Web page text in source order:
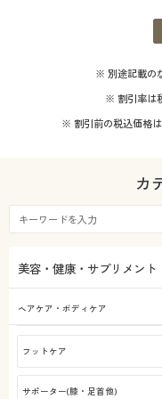
※ 別途記載の
※ 割引率は
※ 割引前の税込価格は
カ
美容・健康・サプリメント
ヘアケア・ボディケア
フットケア
サポーター(膝・足首他)